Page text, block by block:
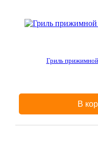
Гриль
В